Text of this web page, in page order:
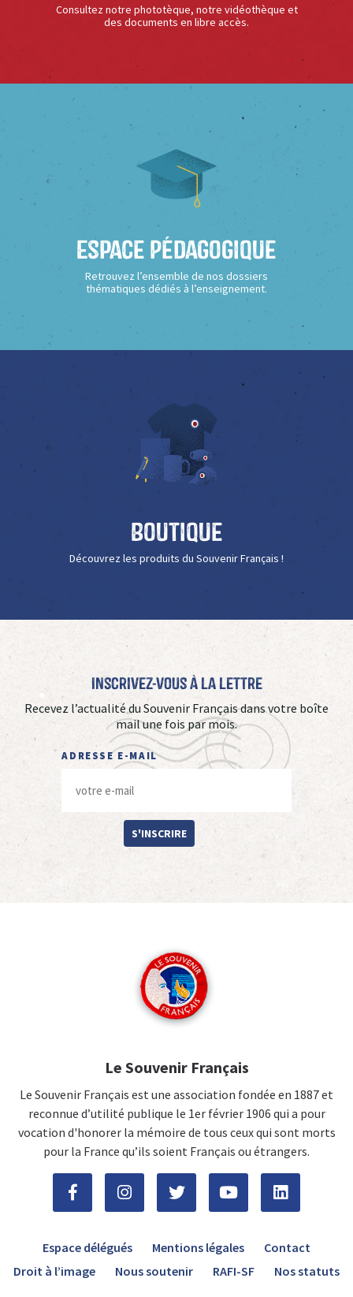
Consultez notre phototèque, notre vidéothèque et
des documents en libre accès.
Espace Pédagogique
Retrouvez l’ensemble de nos dossiers
thématiques dédiés à l’enseignement.
Boutique
Découvrez les produits du Souvenir Français !
Inscrivez-vous à La Lettre
Recevez l’actualité du Souvenir Français dans votre boîte
mail une fois par mois.
ADRESSE E-MAIL
S'INSCRIRE
Le Souvenir Français
Le Souvenir Français est une association fondée en 1887 et
reconnue d’utilité publique le 1er février 1906 qui a pour
vocation d'honorer la mémoire de tous ceux qui sont morts
pour la France qu’ils soient Français ou étrangers.
Espace délégués Mentions légales
Contact
Droit à l’image
Nous soutenir RAFI-SF Nos statuts